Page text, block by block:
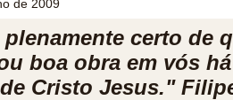
de 2009
certo de
boa obra em vós
Cristo Jesus."